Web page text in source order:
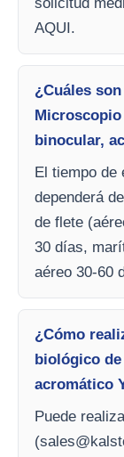
AQUI.
¿Cuáles
binocular,
El tiempo de
dependerá
de flete
30 días,
aéreo 30-60
¿Cómo
biológico
acromático
Puede
(